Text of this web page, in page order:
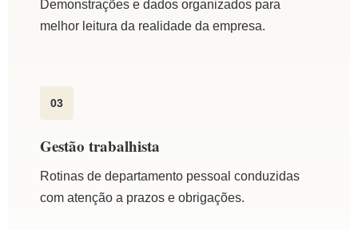
Demonstrações e dados organizados para
melhor leitura da realidade da empresa.
03
Gestão trabalhista
Rotinas de departamento pessoal conduzidas
com atenção a prazos e obrigações.